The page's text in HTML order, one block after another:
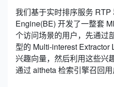
我们基于实时排序服务
Engine(BE) 开发了一整套
个访问场景的用户，先通过
型的 Multi-interest
兴趣向量，然后利用这些兴
通过 aitheta 检索引擎召回用